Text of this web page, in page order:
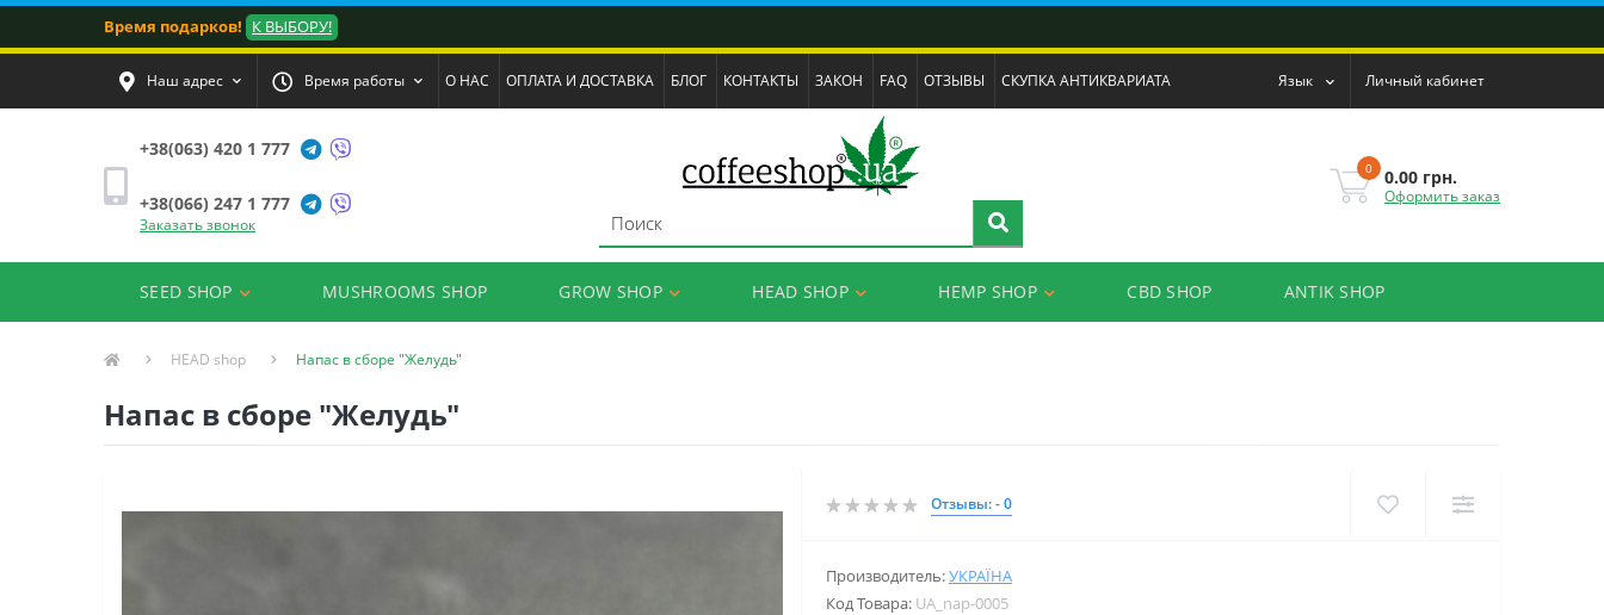
Время подарков! К ВЫБОРУ!
Наш адрес Время работы О НАС ОПЛАТА И ДОСТАВКА БЛОГ КОНТАКТЫ ЗАКОН FAQ ОТЗЫВЫ СКУПКА АНТИКВАРИАТА Язык Личный кабинет
+38(063) 420 1 777
+38(066) 247 1 777
Заказать звонок
0 0.00 грн.
Оформить заказ
SEED SHOP MUSHROOMS SHOP GROW SHOP HEAD SHOP HEMP SHOP CBD SHOP ANTIK SHOP
HEAD shop Напас в сборе "Желудь"
Напас в сборе "Желудь"
Отзывы: - 0
Производитель:УКРАЇНА
Код Товара: UA_nap-0005